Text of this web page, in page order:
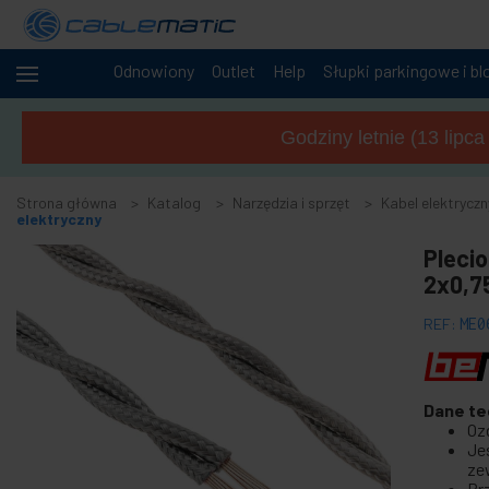
Odnowiony Outlet Help Słupki parkingowe i
Kable +
Szafy i
Audio
i
wideo
Oświetlenie +
Fotografia
Narzędzia
i sprzęt
-
Akcesoria do podłóg, drzwi i okien
Godziny letnie (13
Strona główna Katalog Narzędzia i sprzęt Kabel
elektryczny
REF:
Dane